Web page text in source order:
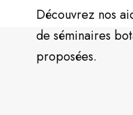
Découvrez nos
de séminaires
proposées.